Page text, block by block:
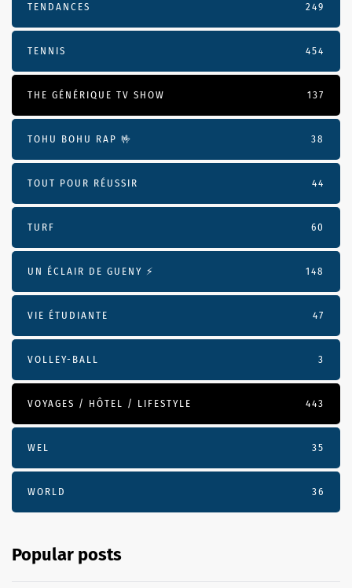
TENDANCES 249
TENNIS 454
THE GÉNÉRIQUE TV SHOW 137
TOHU BOHU RAP 🤟 38
TOUT POUR RÉUSSIR 44
TURF 60
UN ÉCLAIR DE GUENY ⚡️ 148
VIE ÉTUDIANTE 47
VOLLEY-BALL 3
VOYAGES / HÔTEL / LIFESTYLE 443
WEL 35
WORLD 36
Popular posts